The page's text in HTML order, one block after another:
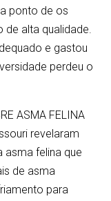
ponto de os
de alta qualidade.
e gastou
perdeu o
ASMA FELINA
revelaram
asma felina que
de asma
para